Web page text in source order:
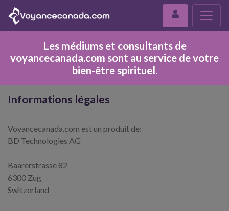
Les médiums et consultants de
voyancecanada.com sont au service de votre
bien-être spirituel.
Informations légales
Voyancecanada.com est un produit de:
BD Technologies AG
Baarerstrasse 82
6300 Zug
Switzerland